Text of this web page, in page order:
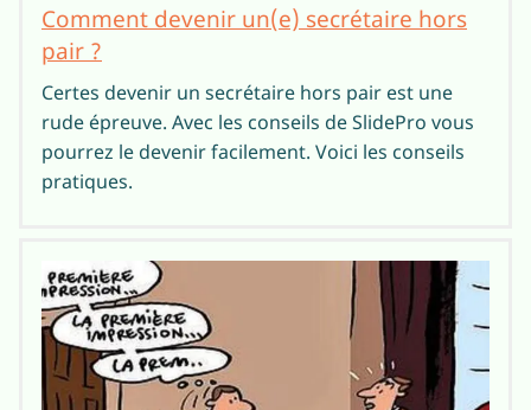
Comment devenir un(e) secrétaire hors
pair ?
Certes devenir un secrétaire hors pair est une
rude épreuve. Avec les conseils de SlidePro vous
pourrez le devenir facilement. Voici les conseils
pratiques.